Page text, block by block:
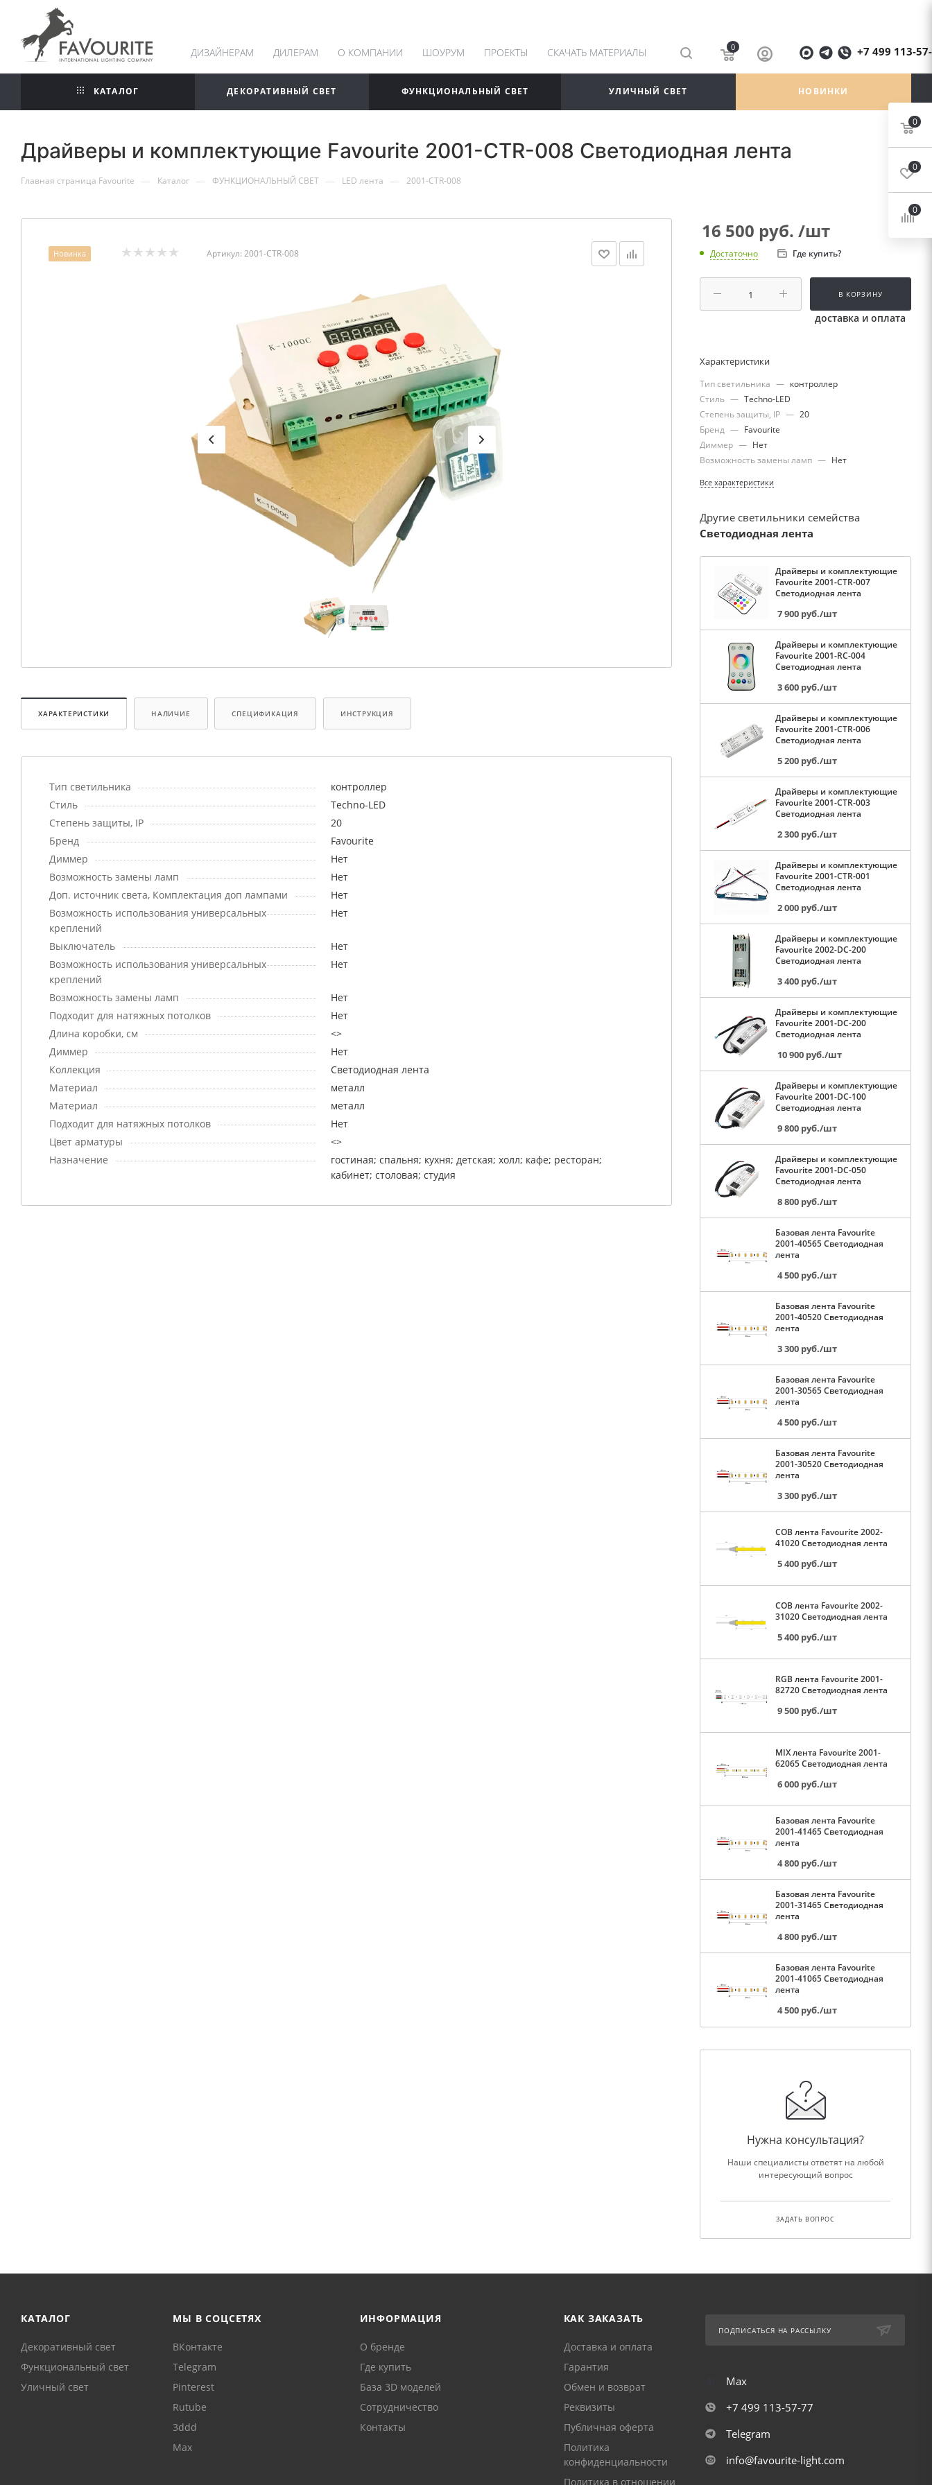
ДИЗАЙНЕРАМ ДИЛЕРАМ О КОМПАНИИ ШОУРУМ ПРОЕКТЫ СКАЧАТЬ МАТЕРИАЛЫ 0 +7 499 113-
КАТАЛОГ ДЕКОРАТИВНЫЙ СВЕТ ФУНКЦИОНАЛЬНЫЙ СВЕТ УЛИЧНЫЙ СВЕТ НОВИНКИ
Драйверы и комплектующие Favourite 2001-CTR-008 Светодиодная лента
Главная страница Favourite — Каталог — ФУНКЦИОНАЛЬНЫЙ СВЕТ — LED лента — 2001-CTR-008
Новинка Артикул: 2001-CTR-008
ХАРАКТЕРИСТИКИ НАЛИЧИЕ СПЕЦИФИКАЦИЯ ИНСТРУКЦИЯ
Тип светильника
контроллер
Стиль
Techno-LED
Степень защиты, IP
20
Бренд
Favourite
Диммер
Нет
Возможность замены ламп
Нет
Доп. источник света, Комплектация доп лампами
Нет
Возможность использования универсальных
креплений
Нет
Выключатель
Нет
Возможность использования универсальных
креплений
Нет
Возможность замены ламп
Нет
Подходит для натяжных потолков
Нет
Длина коробки, см
<>
Диммер
Нет
Коллекция
Светодиодная лента
Материал
металл
Материал
металл
Подходит для натяжных потолков
Нет
Цвет арматуры
<>
Назначение
гостиная; спальня; кухня; детская; холл; кафе; ресторан;
кабинет; столовая; студия
16 500 руб. /шт
Достаточно Где купить?
В КОРЗИНУ
доставка и оплата
Характеристики
Тип светильника — контроллер
Стиль — Techno-LED
Степень защиты, IP — 20
Бренд — Favourite
Диммер — Нет
Возможность замены ламп — Нет
Все характеристики
Другие светильники семейства
Светодиодная лента
Драйверы и комплектующие
Favourite 2001-CTR-007
Светодиодная лента
7 900 руб./шт
Драйверы и комплектующие
Favourite 2001-RC-004
Светодиодная лента
3 600 руб./шт
Драйверы и комплектующие
Favourite 2001-CTR-006
Светодиодная лента
5 200 руб./шт
Драйверы и комплектующие
Favourite 2001-CTR-003
Светодиодная лента
2 300 руб./шт
Драйверы и комплектующие
Favourite 2001-CTR-001
Светодиодная лента
2 000 руб./шт
Драйверы и комплектующие
Favourite 2002-DC-200
Светодиодная лента
3 400 руб./шт
Драйверы и комплектующие
Favourite 2001-DC-200
Светодиодная лента
10 900 руб./шт
Драйверы и комплектующие
Favourite 2001-DC-100
Светодиодная лента
9 800 руб./шт
Драйверы и комплектующие
Favourite 2001-DC-050
Светодиодная лента
8 800 руб./шт
Базовая лента Favourite
2001-40565 Светодиодная
лента
4 500 руб./шт
Базовая лента Favourite
2001-40520 Светодиодная
лента
3 300 руб./шт
Базовая лента Favourite
2001-30565 Светодиодная
лента
4 500 руб./шт
Базовая лента Favourite
2001-30520 Светодиодная
лента
3 300 руб./шт
COB лента Favourite 2002-
41020 Светодиодная лента
5 400 руб./шт
COB лента Favourite 2002-
31020 Светодиодная лента
5 400 руб./шт
RGB лента Favourite 2001-
82720 Светодиодная лента
9 500 руб./шт
MIX лента Favourite 2001-
62065 Светодиодная лента
6 000 руб./шт
Базовая лента Favourite
2001-41465 Светодиодная
лента
4 800 руб./шт
Базовая лента Favourite
2001-31465 Светодиодная
лента
4 800 руб./шт
Базовая лента Favourite
2001-41065 Светодиодная
лента
4 500 руб./шт
Нужна консультация?
Наши специалисты ответят на любой
интересующий вопрос
ЗАДАТЬ ВОПРОС
КАТАЛОГ
Декоративный свет
Функциональный свет
Уличный свет
МЫ В СОЦСЕТЯХ
ВКонтакте
Telegram
Pinterest
Rutube
3ddd
Max
ИНФОРМАЦИЯ
О бренде
Где купить
База 3D моделей
Сотрудничество
Контакты
КАК ЗАКАЗАТЬ
Доставка и оплата
Гарантия
Обмен и возврат
Реквизиты
Публичная оферта
Политика
конфиденциальности
Политика в отношении
ПОДПИСАТЬСЯ НА РАССЫЛКУ
Max
+7 499 113-57-77
Telegram
info@favourite-light.com
0
0
0